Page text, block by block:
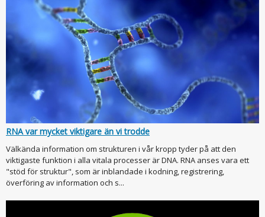
RNA var mycket viktigare än vi trodde
Välkända information om strukturen i vår kropp tyder på att den
viktigaste funktion i alla vitala processer är DNA. RNA anses vara ett
"stöd för struktur", som är inblandade i kodning, registrering,
överföring av information och s...